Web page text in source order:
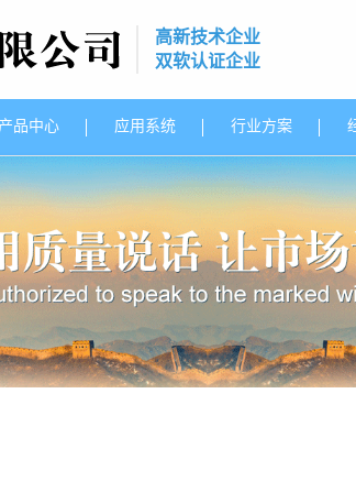
高新技术企业
双软认证企业
产品中心 应用系统 行业方案